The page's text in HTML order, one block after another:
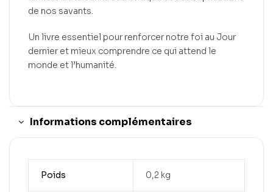
de nos savants.
Un livre essentiel pour renforcer notre foi au Jour
dernier et mieux comprendre ce qui attend le
monde et l’humanité.
Informations complémentaires
Poids 0,2 kg